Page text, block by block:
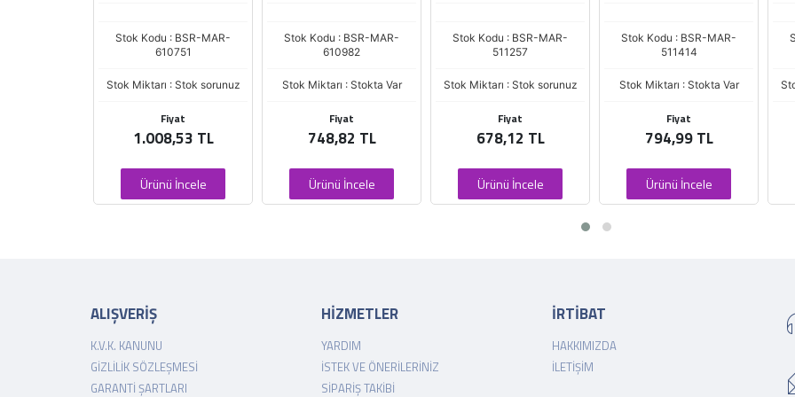
Stok Kodu : BSR-MAR-
610751
Stok Miktarı : Stok sorunuz
Fiyat
1.008,53 TL
Ürünü İncele
Stok Kodu : BSR-MAR-
610982
Stok Miktarı : Stokta Var
Fiyat
748,82 TL
Ürünü İncele
Stok Kodu : BSR-MAR-
511257
Stok Miktarı : Stok sorunuz
Fiyat
678,12 TL
Ürünü İncele
Stok Kodu : BSR-MAR-
511414
Stok Miktarı : Stokta Var
Fiyat
794,99 TL
Ürünü İncele
ALIŞVERİŞ
K.V.K. KANUNU
GIZLILIK SÖZLEŞMESI
GARANTI ŞARTLARI
HİZMETLER
YARDIM
İSTEK VE ÖNERILERINIZ
SIPARIŞ TAKIBI
İRTİBAT
HAKKIMIZDA
İLETIŞIM